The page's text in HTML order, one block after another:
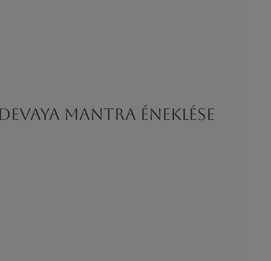
mantra éneklése